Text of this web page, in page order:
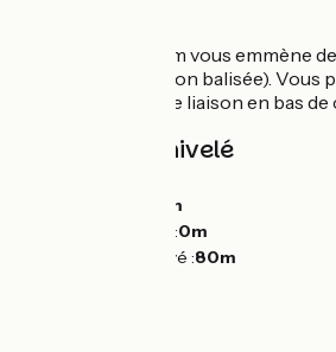
Une liaison de 2 km vous emmène
vers l'itinéraire (non balisée). Vous
trace GPX de cette liaison en bas de
Pentes et dénivelé
215m
Point le plus bas :0m
Point le plus élevé :80m